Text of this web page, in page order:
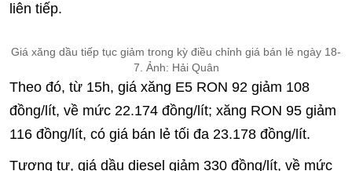
liên tiếp.
Giá xăng dầu tiếp tục giảm trong kỳ điều chỉnh giá bán lẻ ngày 18-
7. Ảnh: Hải Quân
Theo đó, từ 15h, giá xăng E5 RON 92 giảm 108
đồng/lít, về mức 22.174 đồng/lít; xăng RON 95 giảm
116 đồng/lít, có giá bán lẻ tối đa 23.178 đồng/lít.
Tương tự, giá dầu diesel giảm 330 đồng/lít, về mức